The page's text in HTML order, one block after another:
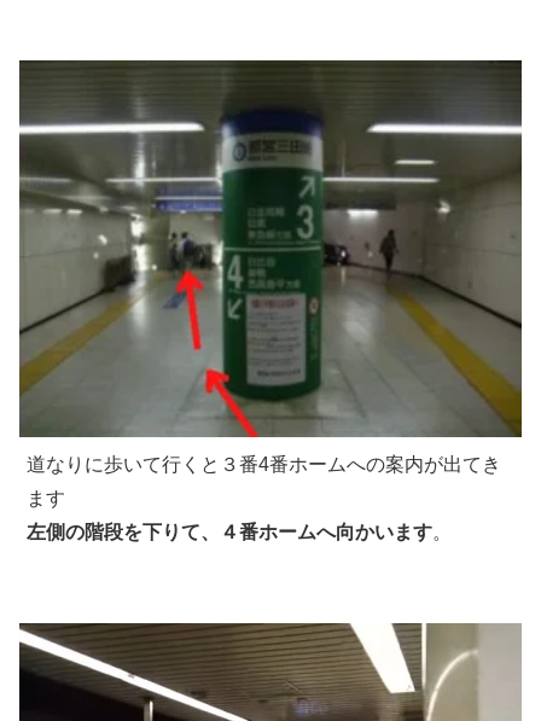
道なりに歩いて行くと３番4番ホームへの案内が出てき
ます
左側の階段を下りて、４番ホームへ向かいます。